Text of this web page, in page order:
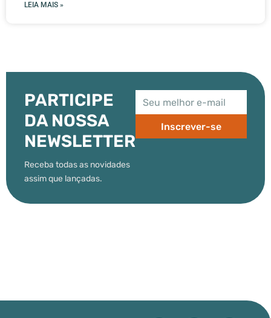
LEIA MAIS »
PARTICIPE
DA NOSSA
NEWSLETTER
Receba todas as novidades
assim que lançadas.
Inscrever-se